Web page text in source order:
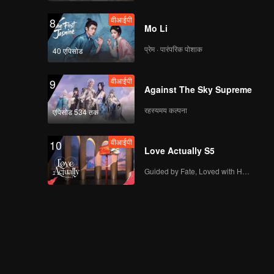
8
40 एपिसोड
वीआईपी
Mo Li
प्रेम · पारंपरिक पोशाक
9
एपिसोड 534 तक
वीआईपी
Against The Sky Supreme
रहस्यमय कल्पना
10 वीआईपी
Love Actually S5